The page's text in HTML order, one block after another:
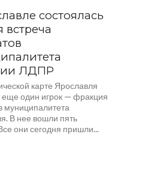
состоялась
встреча
ЛДПР
карте Ярославля
еще один игрок — фракция
муниципалитета
В нее вошли пять
они сегодня пришли...